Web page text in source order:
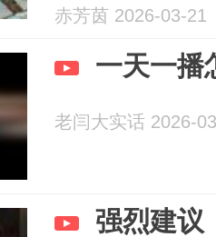
赤芳茵 2026-03-21
一天一播
老闫大实话 2026-
强烈建议